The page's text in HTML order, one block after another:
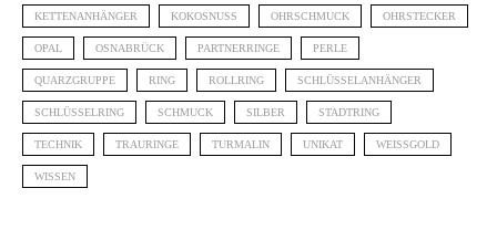
KETTENANHÄNGER KOKOSNUSS OHRSCHMUCK OHRSTECKER
OPAL OSNABRÜCK PARTNERRINGE PERLE
QUARZGRUPPE RING ROLLRING SCHLÜSSELANHÄNGER
SCHLÜSSELRING SCHMUCK SILBER STADTRING
TECHNIK TRAURINGE TURMALIN UNIKAT WEISSGOLD
WISSEN